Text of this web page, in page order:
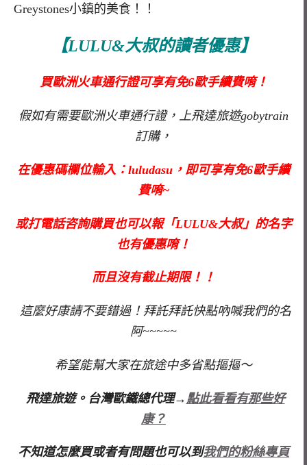
Greystones小鎮的美食！！
【LULU&大叔的讀者優惠】
買歐洲火車通行證可享有免6歐手續費唷！
假如有需要歐洲火車通行證，上飛達旅遊gobytrain
訂購，
在優惠碼欄位輸入：luludasu，即可享有免6歐手續
費唷~
或打電話咨詢購買也可以報「LULU&大叔」的名字
也有優惠唷！
而且沒有截止期限！！
這麼好康請不要錯過！拜託拜託快點吶喊我們的名
阿~~~~~
希望能幫大家在旅途中多省點摳摳～
飛達旅遊。台灣歐鐵總代理→ 點此看看有那些好
康？
不知道怎麼買或者有問題也可以到我們的粉絲專頁